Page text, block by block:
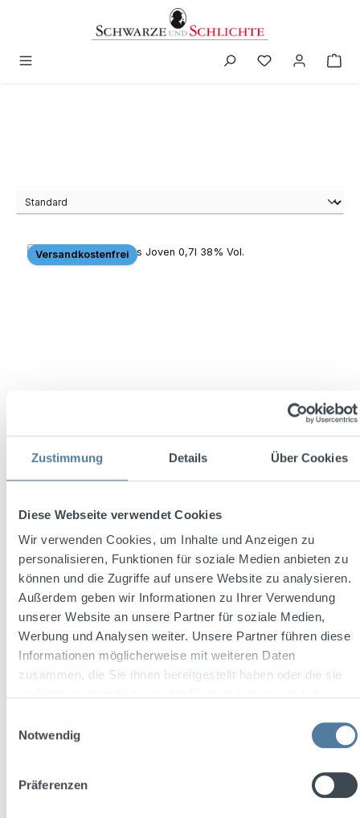
Zustimmung Details Über Cookies
Diese Webseite verwendet Cookies
Wir verwenden Cookies, um Inhalte und Anzeigen zu
personalisieren, Funktionen für soziale Medien anbieten zu
können und die Zugriffe auf unsere Website zu analysieren.
Außerdem geben wir Informationen zu Ihrer Verwendung
unserer Website an unsere Partner für soziale Medien,
Werbung und Analysen weiter. Unsere Partner führen diese
Informationen möglicherweise mit weiteren Daten
zusammen, die Sie ihnen bereitgestellt haben oder die sie
Notwendig
Präferenzen
Versandkostenfrei
Mezcal 400 Conejos Joven 0,7l 38% Vol.
Inhalt:0.7 Liter (71,41 € / 1 Liter)